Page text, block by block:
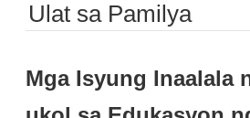
Ulat sa Pamilya
Mga Isyung Inaalala